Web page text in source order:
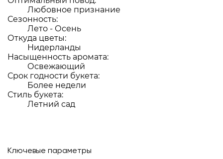
Любовное признание
Сезонность:
Лето - Осень
Откуда цветы:
Нидерланды
Насыщенность аромата:
Освежающий
Срок годности букета:
Более недели
Стиль букета:
Летний сад
Ключевые параметры